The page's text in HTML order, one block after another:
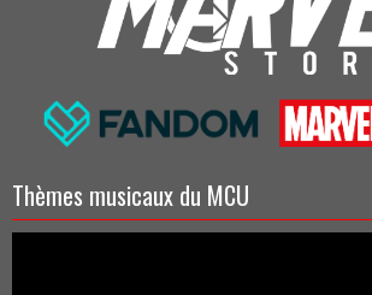
Thèmes musicaux du MCU